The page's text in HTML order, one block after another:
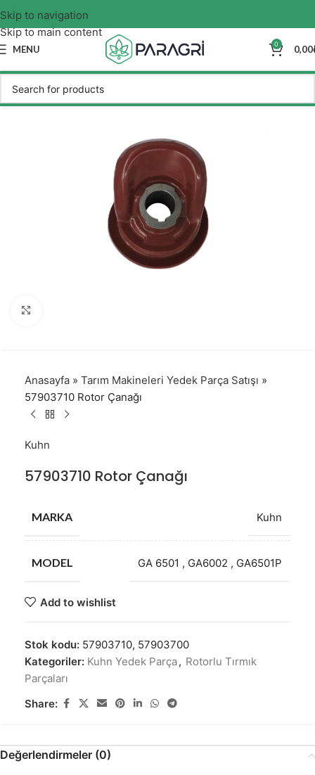
Skip to navigation
Skip to main content
MENU 0 0,00
Anasayfa » Tarım Makineleri Yedek Parça Satışı »
57903710 Rotor Çanağı
Kuhn
57903710 Rotor Çanağı
MARKA Kuhn
MODEL GA 6501 , GA6002 , GA6501P
Add to wishlist
Stok kodu: 57903710, 57903700
Kategoriler: Kuhn Yedek Parça, Rotorlu Tırmık
Parçaları
Share:
Değerlendirmeler (0)